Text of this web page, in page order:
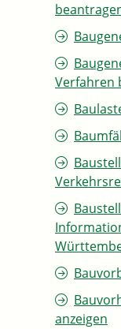
Verfahren
anzeigen